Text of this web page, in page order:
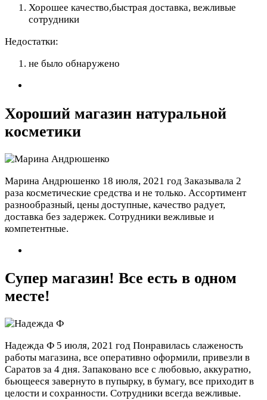
Хорошее качество,быстрая доставка, вежливые
сотрудники
Недостатки:
не было обнаружено
Хороший магазин натуральной
косметики
Марина Андрюшенко 18 июля, 2021 год Заказывала 2
раза косметические средства и не только. Ассортимент
разнообразный, цены доступные, качество радует,
доставка без задержек. Сотрудники вежливые и
компетентные.
Супер магазин! Все есть в одном
месте!
Надежда Ф 5 июля, 2021 год Понравилась слаженость
работы магазина, все оперативно оформили, привезли в
Саратов за 4 дня. Запаковано все с любовью, аккуратно,
бьющееся завернуто в пупырку, в бумагу, все приходит в
целости и сохранности. Сотрудники всегда вежливые.